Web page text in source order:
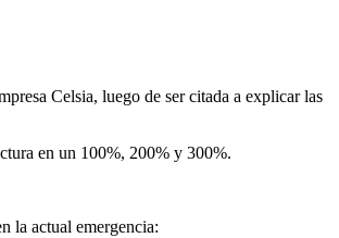
Celsia, luego de ser citada a explicar las
en un 100%, 200% y 300%.
la actual emergencia: